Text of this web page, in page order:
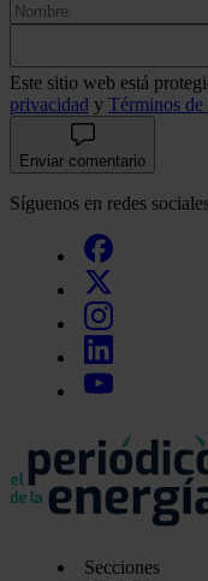
Este sitio web está
privacidad y Términos de
Enviar comentario
Síguenos en redes
Secciones